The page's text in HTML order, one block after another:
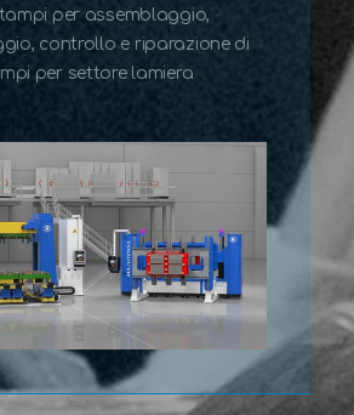
per assemblaggio,
controllo e riparazione di
per settore lamiera